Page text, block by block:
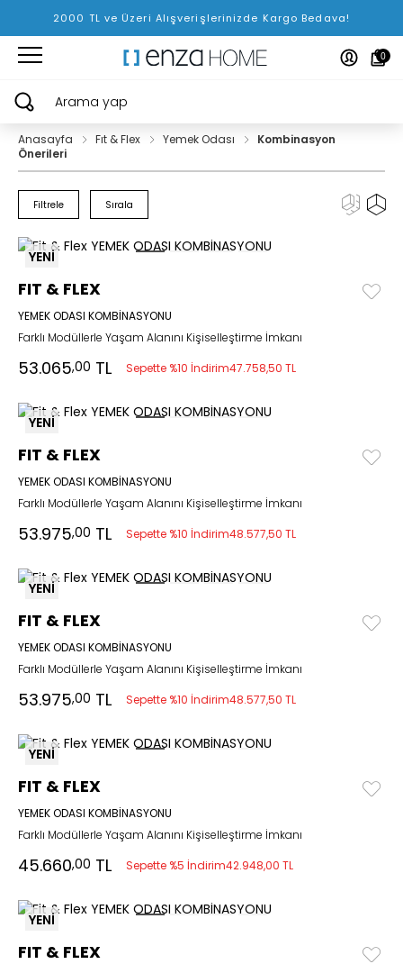
2000 TL ve Üzeri Alışverişlerinizde Kargo Bedava!
0
Arama yap
Anasayfa Fıt & Flex Yemek Odası
Kombinasyon
Önerileri
Filtrele Sırala
YENİ
FIT & FLEX
YEMEK ODASI KOMBİNASYONU
Farklı Modüllerle Yaşam Alanını Kişiselleştirme İmkanı
53.065,00 TL Sepette %10 İndirim47.758,50 TL
YENİ
FIT & FLEX
YEMEK ODASI KOMBİNASYONU
Farklı Modüllerle Yaşam Alanını Kişiselleştirme İmkanı
53.975,00 TL Sepette %10 İndirim48.577,50 TL
YENİ
FIT & FLEX
YEMEK ODASI KOMBİNASYONU
Farklı Modüllerle Yaşam Alanını Kişiselleştirme İmkanı
53.975,00 TL Sepette %10 İndirim48.577,50 TL
YENİ
FIT & FLEX
YEMEK ODASI KOMBİNASYONU
Farklı Modüllerle Yaşam Alanını Kişiselleştirme İmkanı
45.660,00 TL Sepette %5 İndirim42.948,00 TL
YENİ
FIT & FLEX